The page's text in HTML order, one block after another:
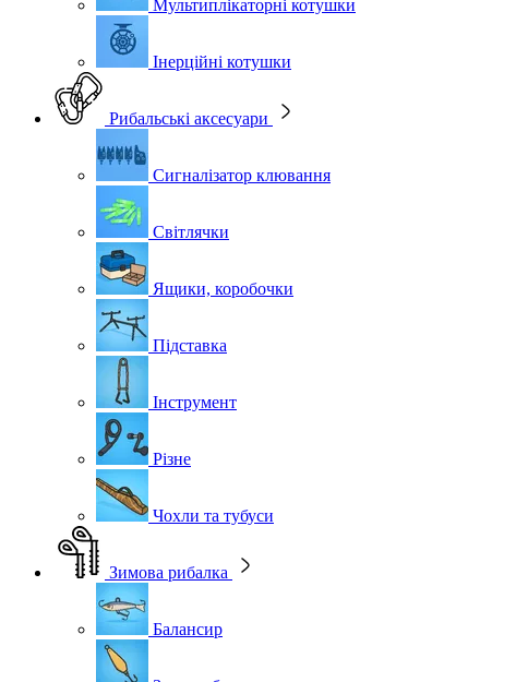
Мультиплікаторні котушки
Інерційні котушки
Рибальські аксесуари
Сигналізатор клювання
Світлячки
Ящики, коробочки
Підставка
Інструмент
Різне
Чохли та тубуси
Зимова рибалка
Балансир